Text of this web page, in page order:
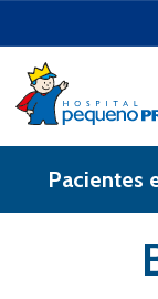
Pacientes